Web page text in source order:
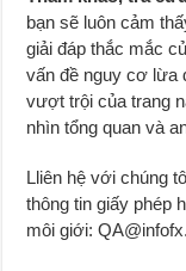
bạn sẽ luôn cảm
giải đáp thắc mắc
vấn đề nguy cơ lừa
vượt trội của trang
nhìn tổng quan và
Lliên hệ với chúng
thông tin giấy phép
môi giới: